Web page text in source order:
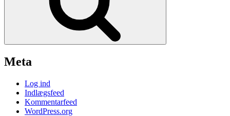
Meta
Log ind
Indlægsfeed
Kommentarfeed
WordPress.org